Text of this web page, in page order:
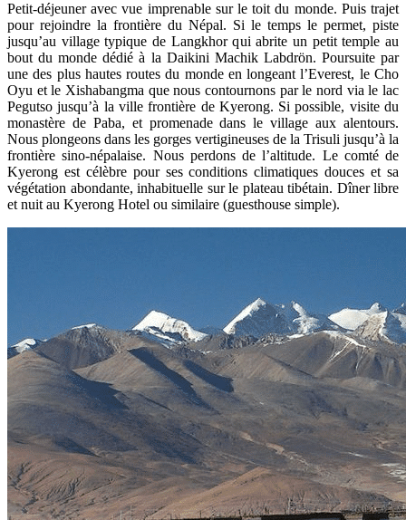
Petit-déjeuner avec vue imprenable sur le toit du monde. Puis trajet
pour rejoindre la frontière du Népal. Si le temps le permet, piste
jusqu’au village typique de Langkhor qui abrite un petit temple au
bout du monde dédié à la Daikini Machik Labdrön. Poursuite par
une des plus hautes routes du monde en longeant l’Everest, le Cho
Oyu et le Xishabangma que nous contournons par le nord via le lac
Pegutso jusqu’à la ville frontière de Kyerong. Si possible, visite du
monastère de Paba, et promenade dans le village aux alentours.
Nous plongeons dans les gorges vertigineuses de la Trisuli jusqu’à la
frontière sino-népalaise. Nous perdons de l’altitude. Le comté de
Kyerong est célèbre pour ses conditions climatiques douces et sa
végétation abondante, inhabituelle sur le plateau tibétain. Dîner libre
et nuit au Kyerong Hotel ou similaire (guesthouse simple).